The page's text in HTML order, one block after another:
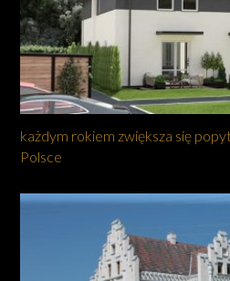
każdym rokiem zwiększa się
Polsce